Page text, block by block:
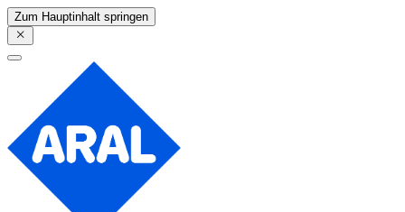
Zum Hauptinhalt springen